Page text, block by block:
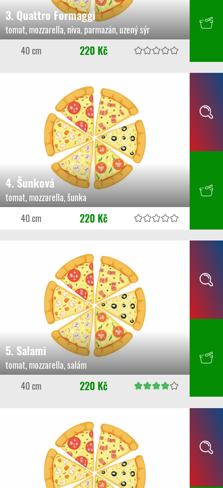
3. Quattro Formaggi
tomat, mozzarella, niva, parmazán, uzený sýr
40 cm
220 Kč
4. Šunková
tomat, mozzarella, šunka
40 cm
220 Kč
5. Salami
tomat, mozzarella, salám
40 cm
220 Kč